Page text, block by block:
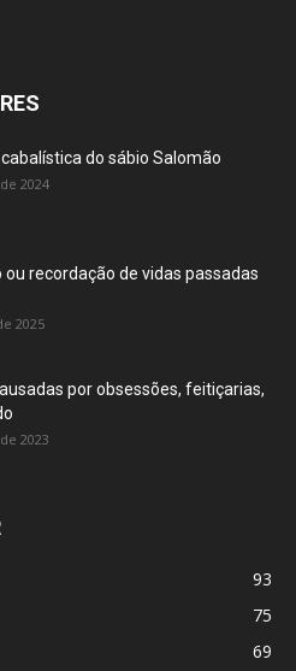
cabalística do sábio Salomão
2024
ou recordação de vidas passadas
2025
por obsessões, feitiçarias,
2023
93
75
69